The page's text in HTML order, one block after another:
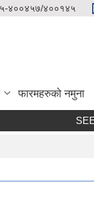
४००४५७/४००१४५
फारमहरुको नमुना
SEE